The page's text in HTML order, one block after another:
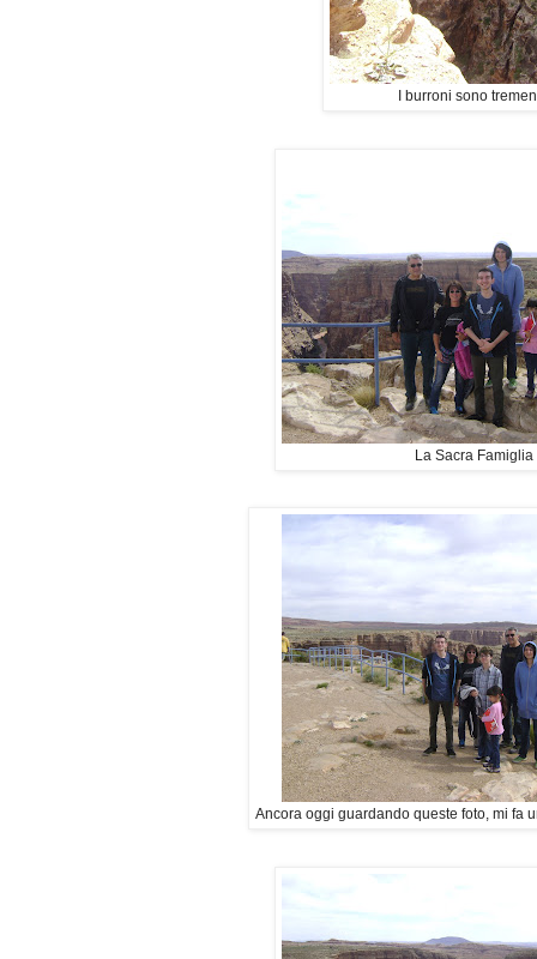
I burroni sono
La Sacra Famiglia
Ancora oggi guardando queste foto, mi fa